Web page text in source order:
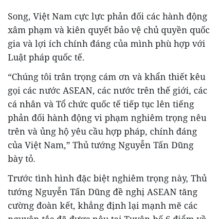
Song, Việt Nam cực lực phản đối các hành động
xâm phạm và kiên quyết bảo vệ chủ quyền quốc
gia và lợi ích chính đáng của mình phù hợp với
Luật pháp quốc tế.
“Chúng tôi trân trọng cám ơn và khẩn thiết kêu
gọi các nước ASEAN, các nước trên thế giới, các
cá nhân và Tổ chức quốc tế tiếp tục lên tiếng
phản đối hành động vi phạm nghiêm trọng nêu
trên và ủng hộ yêu cầu hợp pháp, chính đáng
của Việt Nam,” Thủ tướng Nguyễn Tấn Dũng
bày tỏ.
Trước tình hình đặc biệt nghiêm trọng này, Thủ
tướng Nguyễn Tấn Dũng đề nghị ASEAN tăng
cường đoàn kết, khẳng định lại mạnh mẽ các